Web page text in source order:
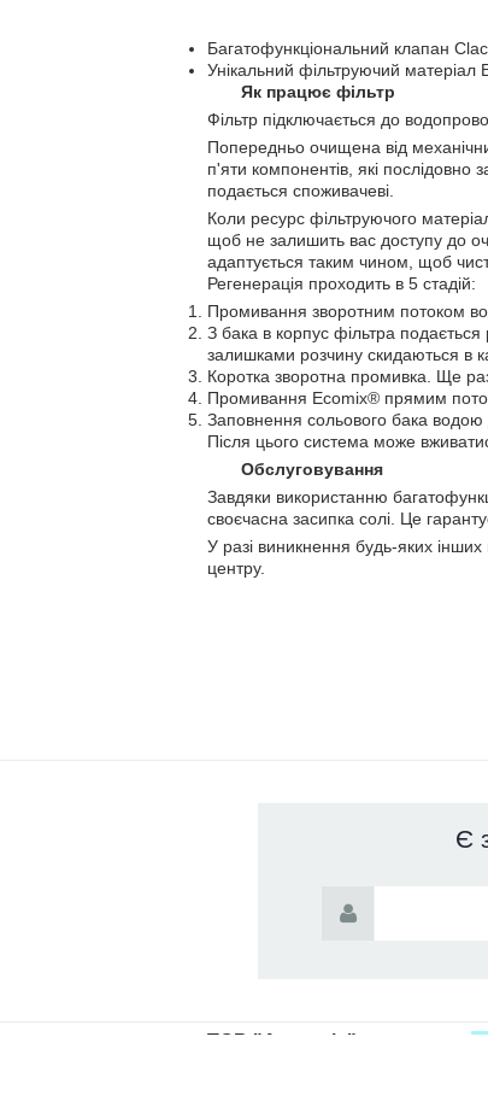
Багатофункціональний клапан
Унікальний фільтруючий
Як працює фільтр
Фільтр підключається до
Попередньо очищена від
п'яти компонентів, які послідовно
подається споживачеві.
Коли ресурс фільтруючого
щоб не залишить вас доступу до
адаптується таким чином, щоб
Регенерація проходить в 5 стадій:
Промивання зворотним потоком
З бака в корпус фільтра подається
залишками розчину скидаються в
Коротка зворотна промивка. Ще
Промивання Ecomix® прямим
Заповнення сольового бака водою
Після цього система може
Обслуговування
Завдяки використанню
своєчасна засипка солі. Це
У разі виникнення будь-яких
центру.
Є
ТОВ "Аквантіс".